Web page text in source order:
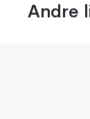
Andre